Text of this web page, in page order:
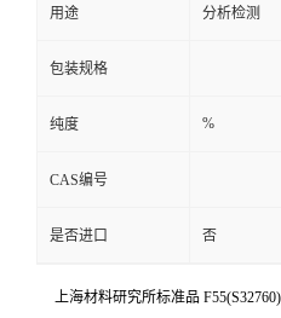
用途 分析检测
包装规格
纯度 %
CAS编号
是否进口 否
上海材料研究所标准品